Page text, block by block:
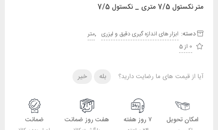
متر نکستول 7/5 متری _ نکستول 7/5
دسته: ابزار های اندازه گیری دقیق و لیزری ,متر
0 از 5
آیا از قیمت های ما رضایت دارید؟ بله خیر
امکان تحویل ۷ روز هفته هفت روز ضمانت ضمانت